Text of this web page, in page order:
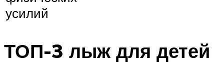
усилий
ТОП-3 лыж для детей